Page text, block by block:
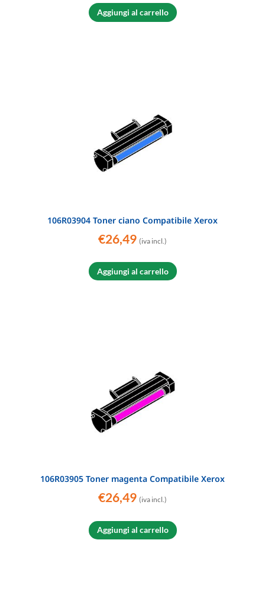
Aggiungi al carrello
106R03904 Toner ciano Compatibile Xerox
€26,49 (iva incl.)
Aggiungi al carrello
106R03905 Toner magenta Compatibile Xerox
€26,49 (iva incl.)
Aggiungi al carrello